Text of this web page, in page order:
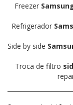
Freezer
Refrigerador
Side by side
Troca de filtro